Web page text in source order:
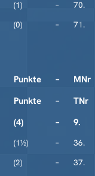
(1) –
70.
(0) – 71.
Punkte –
MNr
Punkte –
TNr
(4) – 9.
(1½) –
36.
(2) –
37.